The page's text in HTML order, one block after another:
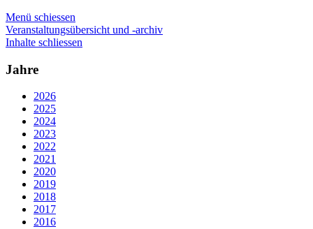
Menü schiessen
Veranstaltungsübersicht und -archiv
Inhalte schliessen
Jahre
2026
2025
2024
2023
2022
2021
2020
2019
2018
2017
2016